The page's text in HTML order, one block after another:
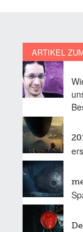
ARTIKEL